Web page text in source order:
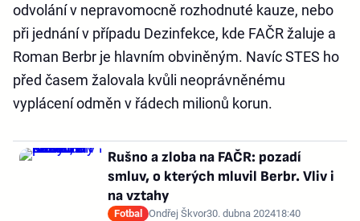
odvolání v nepravomocně rozhodnuté kauze, nebo
při jednání v případu Dezinfekce, kde FAČR žaluje a
Roman Berbr je hlavním obviněným. Navíc STES ho
před časem žalovala kvůli neoprávněnému
vyplácení odměn v řádech milionů korun.
Rušno a zloba na FAČR: pozadí
smluv, o kterých mluvil Berbr. Vliv i
na vztahy
Fotbal Ondřej Škvor30. dubna 202418:40